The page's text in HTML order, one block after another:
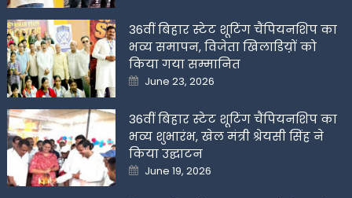
36वीं बिहार स्टेट शूटिंग चैंपियनशिप का
भव्य समापन, विजेता खिलाडिय़ों को
किया गया सम्मानित
Posted
on
June 23, 2026
36वीं बिहार स्टेट शूटिंग चैंपियनशिप का
भव्य शुभारंभ, खेल मंत्री श्रेयसी सिंह ने
किया उद्घाटन
Posted
on
June 19, 2026